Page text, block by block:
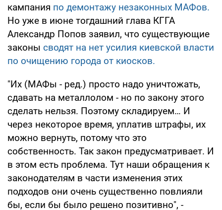
кампания по демонтажу незаконных МАФов.
Но уже в июне тогдашний глава КГГА
Александр Попов заявил, что существующие
законы сводят на нет усилия киевской власти
по очищению города от киосков.
"Их (МАФы - ред.) просто надо уничтожать,
сдавать на металлолом - но по закону этого
сделать нельзя. Поэтому складируем… И
через некоторое время, уплатив штрафы, их
можно вернуть, потому что это
собственность. Так закон предусматривает. И
в этом есть проблема. Тут наши обращения к
законодателям в части изменения этих
подходов они очень существенно повлияли
бы, если бы было решено позитивно", -